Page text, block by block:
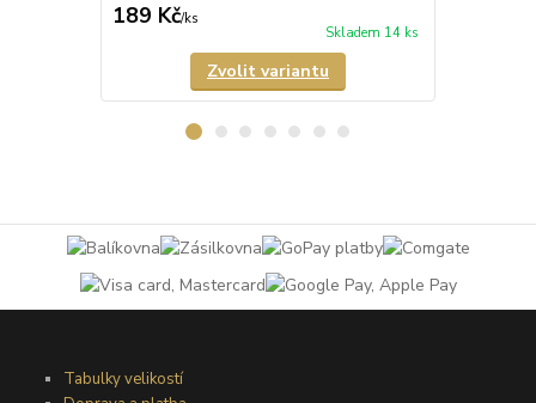
189 Kč/ks
Skladem 14 ks
Zvolit variantu
Tabulky velikostí